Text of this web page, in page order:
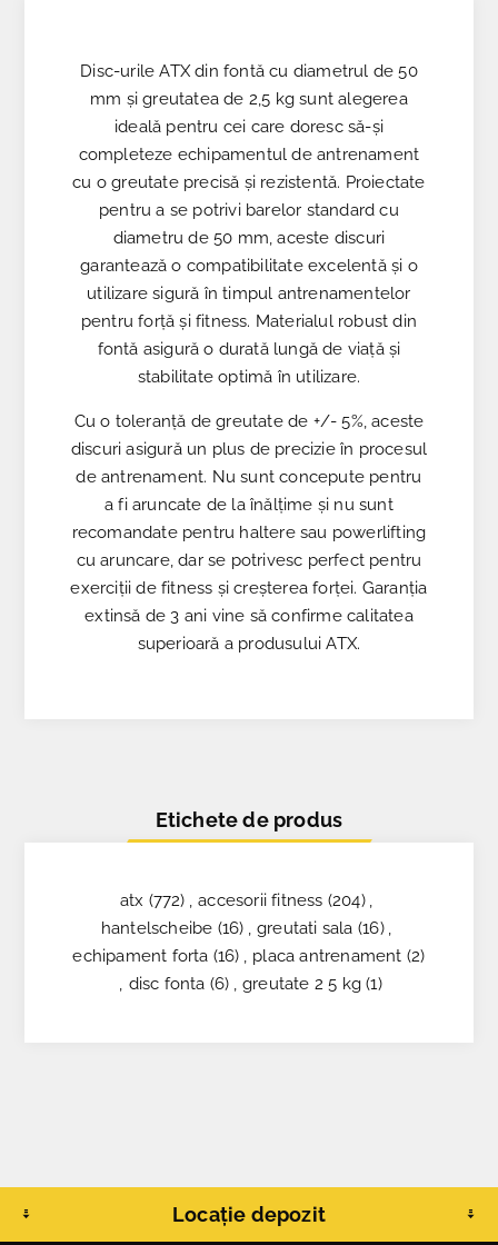
Disc-urile ATX din fontă cu diametrul de 50
mm și greutatea de 2,5 kg sunt alegerea
ideală pentru cei care doresc să-și
completeze echipamentul de antrenament
cu o greutate precisă și rezistentă. Proiectate
pentru a se potrivi barelor standard cu
diametru de 50 mm, aceste discuri
garantează o compatibilitate excelentă și o
utilizare sigură în timpul antrenamentelor
pentru forță și fitness. Materialul robust din
fontă asigură o durată lungă de viață și
stabilitate optimă în utilizare.
Cu o toleranță de greutate de +/- 5%, aceste
discuri asigură un plus de precizie în procesul
de antrenament. Nu sunt concepute pentru
a fi aruncate de la înălțime și nu sunt
recomandate pentru haltere sau powerlifting
cu aruncare, dar se potrivesc perfect pentru
exerciții de fitness și creșterea forței. Garanția
extinsă de 3 ani vine să confirme calitatea
superioară a produsului ATX.
Etichete de produs
atx (772) , accesorii fitness (204) ,
hantelscheibe (16) , greutati sala (16) ,
echipament forta (16) , placa antrenament (2)
, disc fonta (6) , greutate 2 5 kg (1)
Locație depozit